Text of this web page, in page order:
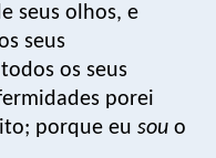
seus olhos, e
seus
os seus
porei
porque eu sou o